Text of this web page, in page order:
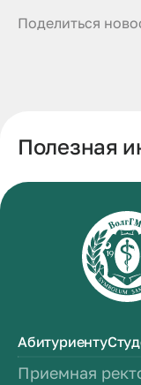
Поделиться
Полезная
Абитуриенту
Приемная